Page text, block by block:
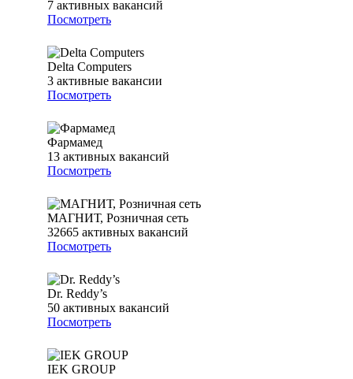
7 активных вакансий
Посмотреть
Delta Computers
3 активные вакансии
Посмотреть
Фармамед
13 активных вакансий
Посмотреть
МАГНИТ, Розничная сеть
32665 активных вакансий
Посмотреть
Dr. Reddy’s
50 активных вакансий
Посмотреть
IEK GROUP